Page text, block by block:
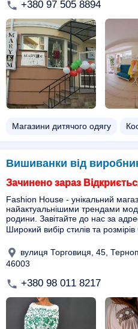
+380 97 505 8894
Магазини дитячого одягу
Вишиванки від
Зачинено зараз
Fashion House - унікальний
найактуальнішими трендами
родини. Завітайте до нас за
Широкий вибір стилів та
вулиця Торговиця, 45,
46003
+380 98 011 8217